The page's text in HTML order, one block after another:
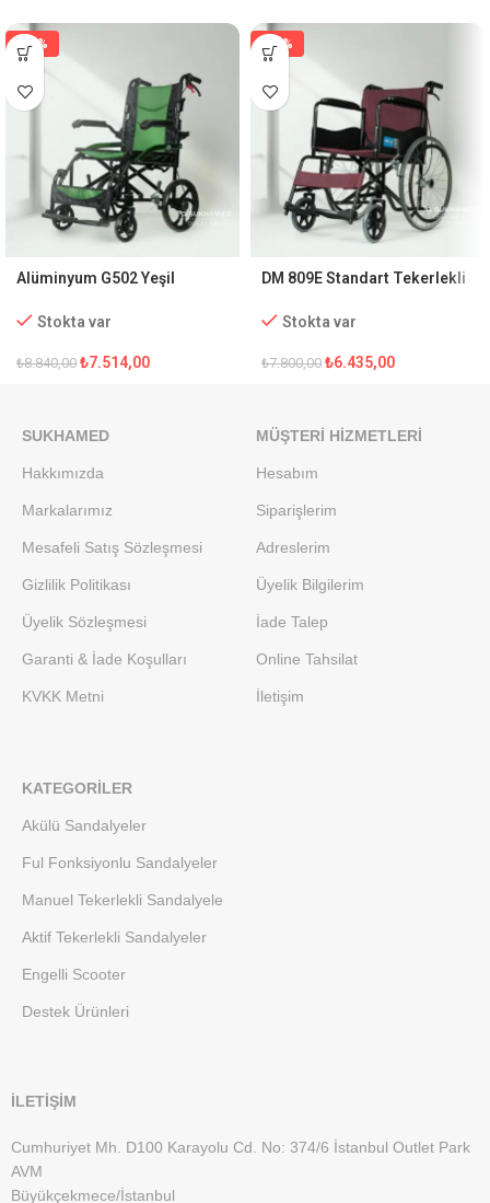
-15%
Alüminyum G502 Yeşil
Stokta var
₺8.840,00 ₺7.514,00
-18%
DM 809E Standart Tekerlekli
Stokta var
₺7.800,00 ₺6.435,00
SUKHAMED
Hakkımızda
Markalarımız
Mesafeli Satış Sözleşmesi
Gizlilik Politikası
Üyelik Sözleşmesi
Garanti & İade Koşulları
KVKK Metni
MÜŞTERI HIZMETLERI
Hesabım
Siparişlerim
Adreslerim
Üyelik Bilgilerim
İade Talep
Online Tahsilat
İletişim
KATEGORILER
Akülü Sandalyeler
Ful Fonksiyonlu Sandalyeler
Manuel Tekerlekli Sandalyele
Aktif Tekerlekli Sandalyeler
Engelli Scooter
Destek Ürünleri
İLETİŞİM
Cumhuriyet Mh. D100 Karayolu Cd. No: 374/6 İstanbul Outlet Park
AVM
Büyükçekmece/İstanbul